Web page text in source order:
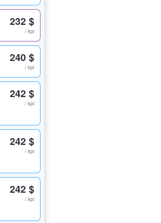
232 $
/ kpl
240 $
/ kpl
242 $
/ kpl
242 $
/ kpl
242 $
/ kpl